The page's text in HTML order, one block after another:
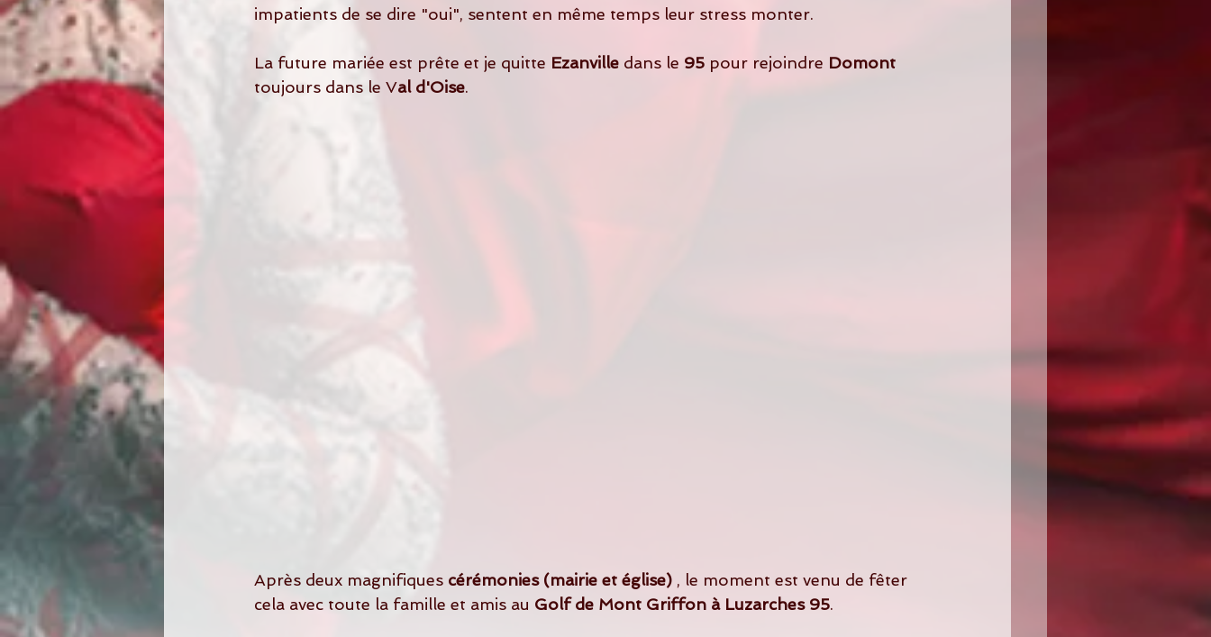
impatients de se dire "oui", sentent en même temps leur stress monter.
La future mariée est prête et je quitte Ezanville dans le 95 pour rejoindre Domont
toujours dans le Val d'Oise.
Après deux magnifiques cérémonies (mairie et église) , le moment est venu de fêter
cela avec toute la famille et amis au Golf de Mont Griffon à Luzarches 95.